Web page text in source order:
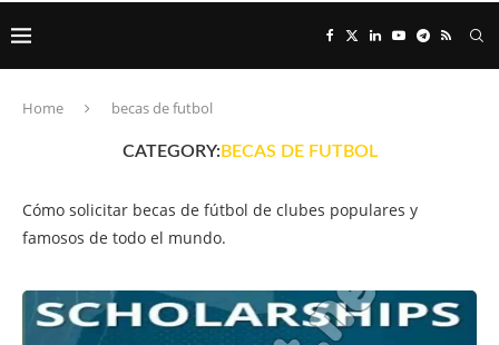
Home becas de futbol
CATEGORY: BECAS DE FUTBOL
Cómo solicitar becas de fútbol de clubes populares y
famosos de todo el mundo.